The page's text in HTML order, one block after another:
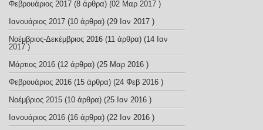
Φεβρουάριος 2017 (8 άρθρα) (02 Μαρ 2017 )
Ιανουάριος 2017 (10 άρθρα) (29 Ιαν 2017 )
Νοέμβριος-Δεκέμβριος 2016 (11 άρθρα) (14 Ιαν
2017 )
Μάρτιος 2016 (12 άρθρα) (25 Μαρ 2016 )
Φεβρουάριος 2016 (15 άρθρα) (24 Φεβ 2016 )
Nοέμβριος 2015 (10 άρθρα) (25 Ιαν 2016 )
Ιανουάριος 2016 (16 άρθρα) (22 Ιαν 2016 )